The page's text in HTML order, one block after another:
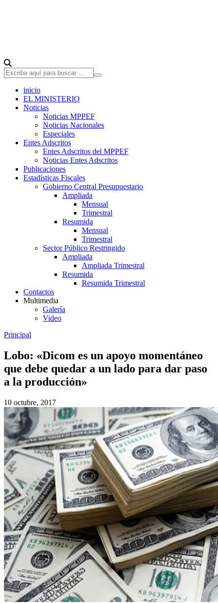
inicio
EL MINISTERIO
Noticias
Noticias MPPEF
Noticias Nacionales
Especiales
Entes Adscritos
Entes Adscritos del MPPEF
Noticias Entes Adscritos
Publicaciones
Estadísticas Fiscales
Gobierno Central Presupuestario
Ampliada
Mensual
Trimestral
Resumida
Mensual
Trimestral
Sector Público Restringido
Ampliada
Ampliada Trimestral
Resumida
Resumida Trimestral
Contactos
Multimedia
Galería
Video
Principal
Lobo: «Dicom es un apoyo momentáneo
que debe quedar a un lado para dar paso
a la producción»
10 octubre, 2017